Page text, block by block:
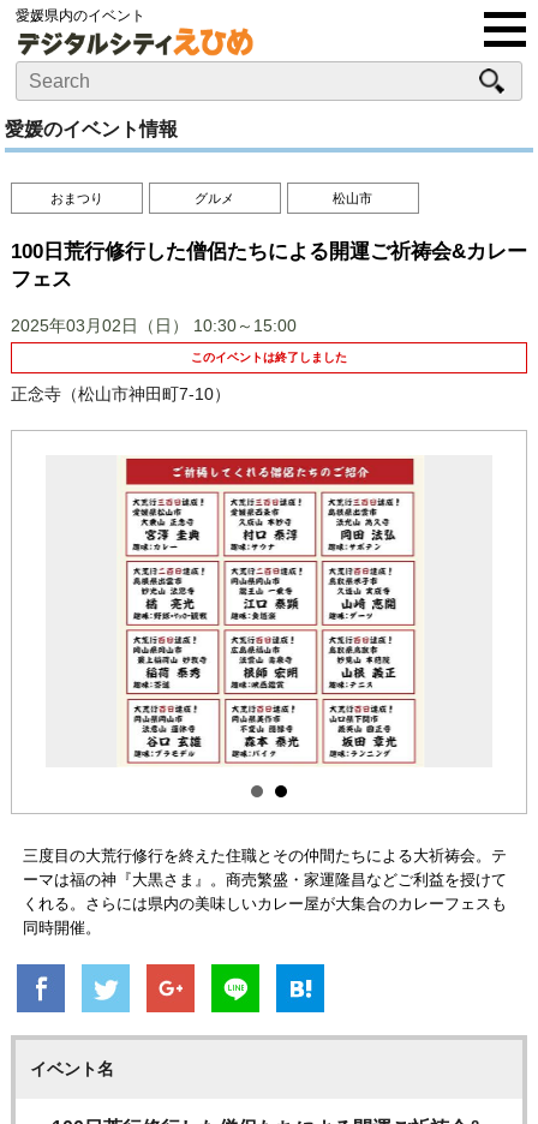
愛媛県内のイベント
愛媛のイベント情報
おまつり グルメ 松山市
100日荒行修行した僧侶たちによる開運ご祈祷会&カレー
フェス
2025年03月02日（日） 10:30～15:00
このイベントは終了しました
正念寺（松山市神田町7-10）
三度目の大荒行修行を終えた住職とその仲間たちによる大祈祷会。テ
ーマは福の神『大黒さま』。商売繁盛・家運隆昌などご利益を授けて
くれる。さらには県内の美味しいカレー屋が大集合のカレーフェスも
同時開催。
イベント名